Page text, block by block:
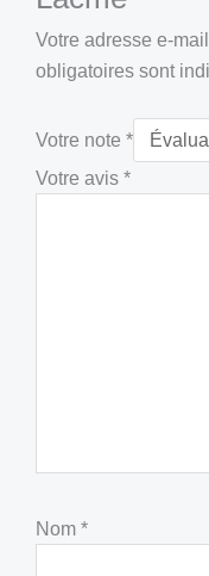
Votre adresse e-
obligatoires sont
Votre note *
Votre avis *
Nom *